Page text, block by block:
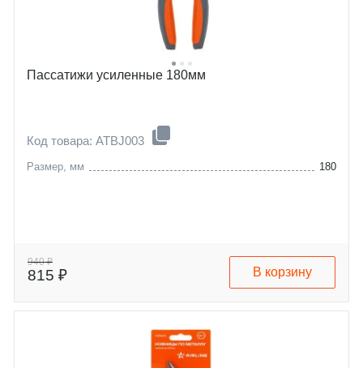
Пассатижи усиленные 180мм
Код товара: ATBJ003
Размер, мм 180
940 ₽
815 ₽ В корзину